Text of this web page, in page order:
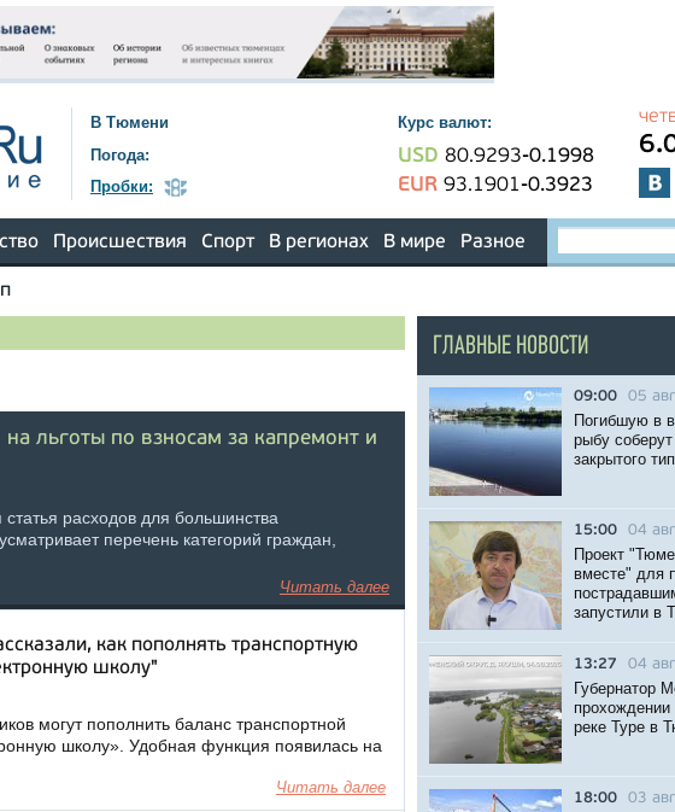
В Тюмени
Погода:
Пробки:
Курс валют:
USD 80.9293-0.1998
EUR 93.1901-0.3923
Происшествия Спорт В регионах В мире Разное
льготы по взносам за капремонт и
расходов для большинства
перечень категорий граждан,
Читать далее
как пополнять транспортную
школу"
могут пополнить баланс транспортной
школу». Удобная функция появилась на
Читать далее
ГЛАВНЫЕ НОВОСТИ
09:00 05
Погибшую в
рыбу
закрытого
15:00 04
Проект
вместе" для
запустили в
13:27 04
Губернатор
прохождении
реке Туре в
18:00 03